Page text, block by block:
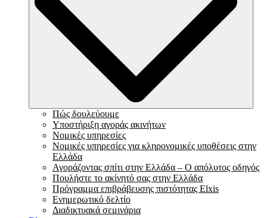
Πώς δουλεύουμε
Υποστήριξη αγοράς ακινήτων
Νομικές υπηρεσίες
Νομικές υπηρεσίες για κληρονομικές υποθέσεις στην
Ελλάδα
Αγοράζοντας σπίτι στην Ελλάδα – Ο απόλυτος οδηγός
Πουλήστε το ακίνητό σας στην Ελλάδα
Πρόγραμμα επιβράβευσης πιστότητας Elxis
Ενημερωτικό δελτίο
Διαδικτυακά σεμινάρια